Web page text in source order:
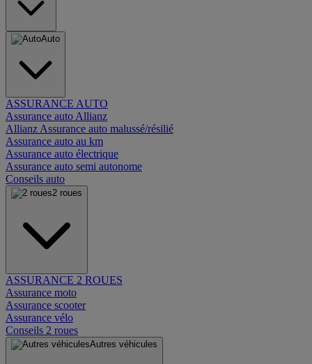
Auto
ASSURANCE AUTO
Assurance auto Allianz
Allianz Assurance auto malussé/résilié
Assurance auto au km
Assurance auto électrique
Assurance auto semi autonome
Conseils auto
2 roues
ASSURANCE 2 ROUES
Assurance moto
Assurance scooter
Assurance vélo
Conseils 2 roues
Autres véhicules